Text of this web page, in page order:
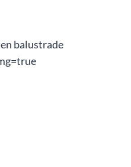
balustrade